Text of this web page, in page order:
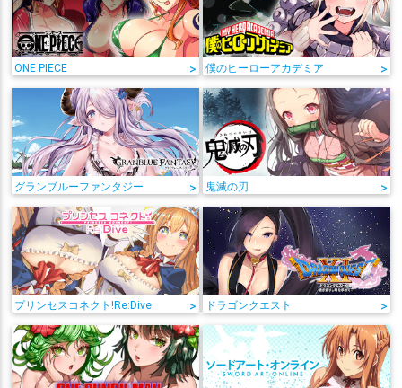
ONE PIECE > 僕のヒーローアカデミア >
グランブルーファンタジー > 鬼滅の刃 >
プリンセスコネクト!Re:Dive > ドラゴンクエスト >